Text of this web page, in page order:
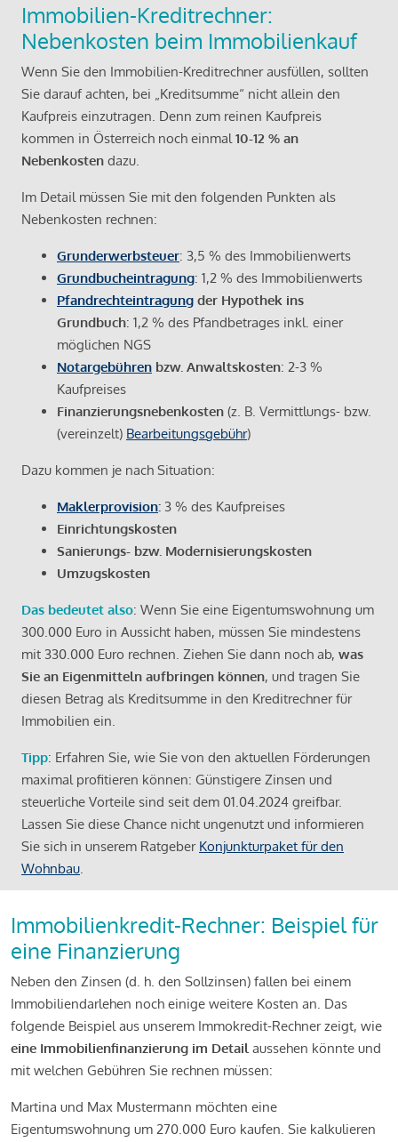
Immobilien-Kreditrechner:
Nebenkosten beim Immobilienkauf
Wenn Sie den Immobilien-Kreditrechner ausfüllen, sollten
Sie darauf achten, bei „Kreditsumme“ nicht allein den
Kaufpreis einzutragen. Denn zum reinen Kaufpreis
kommen in Österreich noch einmal10-12 % an
Nebenkosten dazu.
Im Detail müssen Sie mit den folgenden Punkten als
Nebenkosten rechnen:
Grunderwerbsteuer: 3,5 % des Immobilienwerts
Grundbucheintragung: 1,2 % des Immobilienwerts
Pfandrechteintragung der Hypothek ins
Grundbuch: 1,2 % des Pfandbetrages inkl. einer
möglichen NGS
Notargebühren bzw. Anwaltskosten: 2-3 %
Kaufpreises
Finanzierungsnebenkosten (z. B. Vermittlungs- bzw.
(vereinzelt) Bearbeitungsgebühr)
Dazu kommen je nach Situation:
Maklerprovision: 3 % des Kaufpreises
Einrichtungskosten
Sanierungs- bzw. Modernisierungskosten
Umzugskosten
Das bedeutet also: Wenn Sie eine Eigentumswohnung um
300.000 Euro in Aussicht haben, müssen Sie mindestens
mit 330.000 Euro rechnen. Ziehen Sie dann noch ab, was
Sie an Eigenmitteln aufbringen können, und tragen Sie
diesen Betrag als Kreditsumme in den Kreditrechner für
Immobilien ein.
Tipp: Erfahren Sie, wie Sie von den aktuellen Förderungen
maximal profitieren können: Günstigere Zinsen und
steuerliche Vorteile sind seit dem 01.04.2024 greifbar.
Lassen Sie diese Chance nicht ungenutzt und informieren
Sie sich in unserem Ratgeber Konjunkturpaket für den
Wohnbau.
Immobilienkredit-Rechner: Beispiel für
eine Finanzierung
Neben den Zinsen (d. h. den Sollzinsen) fallen bei einem
Immobiliendarlehen noch einige weitere Kosten an. Das
folgende Beispiel aus unserem Immokredit-Rechner zeigt, wie
eine Immobilienfinanzierung im Detail aussehen könnte und
mit welchen Gebühren Sie rechnen müssen:
Martina und Max Mustermann möchten eine
Eigentumswohnung um 270.000 Euro kaufen. Sie kalkulieren